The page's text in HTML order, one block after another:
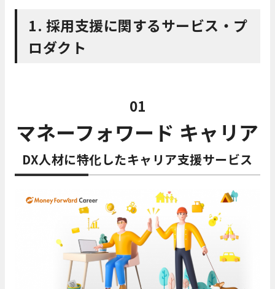
1. 採用支援に関するサービス・プ
ロダクト
01
マネーフォワード キャリア
DX人材に特化したキャリア支援サービス